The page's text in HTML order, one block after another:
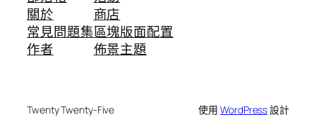
關於
常見問題集
作者
商店
區塊版面配置
佈景主題
Twenty Twenty-Five 使用WordPress設計